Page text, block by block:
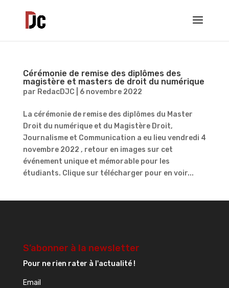
Cérémonie de remise des diplômes des
magistère et masters de droit du numérique
par RedacDJC 6 novembre 2022
La cérémonie de remise des diplômes du Master
Droit du numérique et du Magistère Droit,
Journalisme et Communication a eu lieu vendredi 4
novembre 2022 , retour en images sur cet
événement unique et mémorable pour les
étudiants. Clique sur télécharger pour en voir...
S’abonner à la newsletter
Pour ne rien rater à l'actualité !
Email